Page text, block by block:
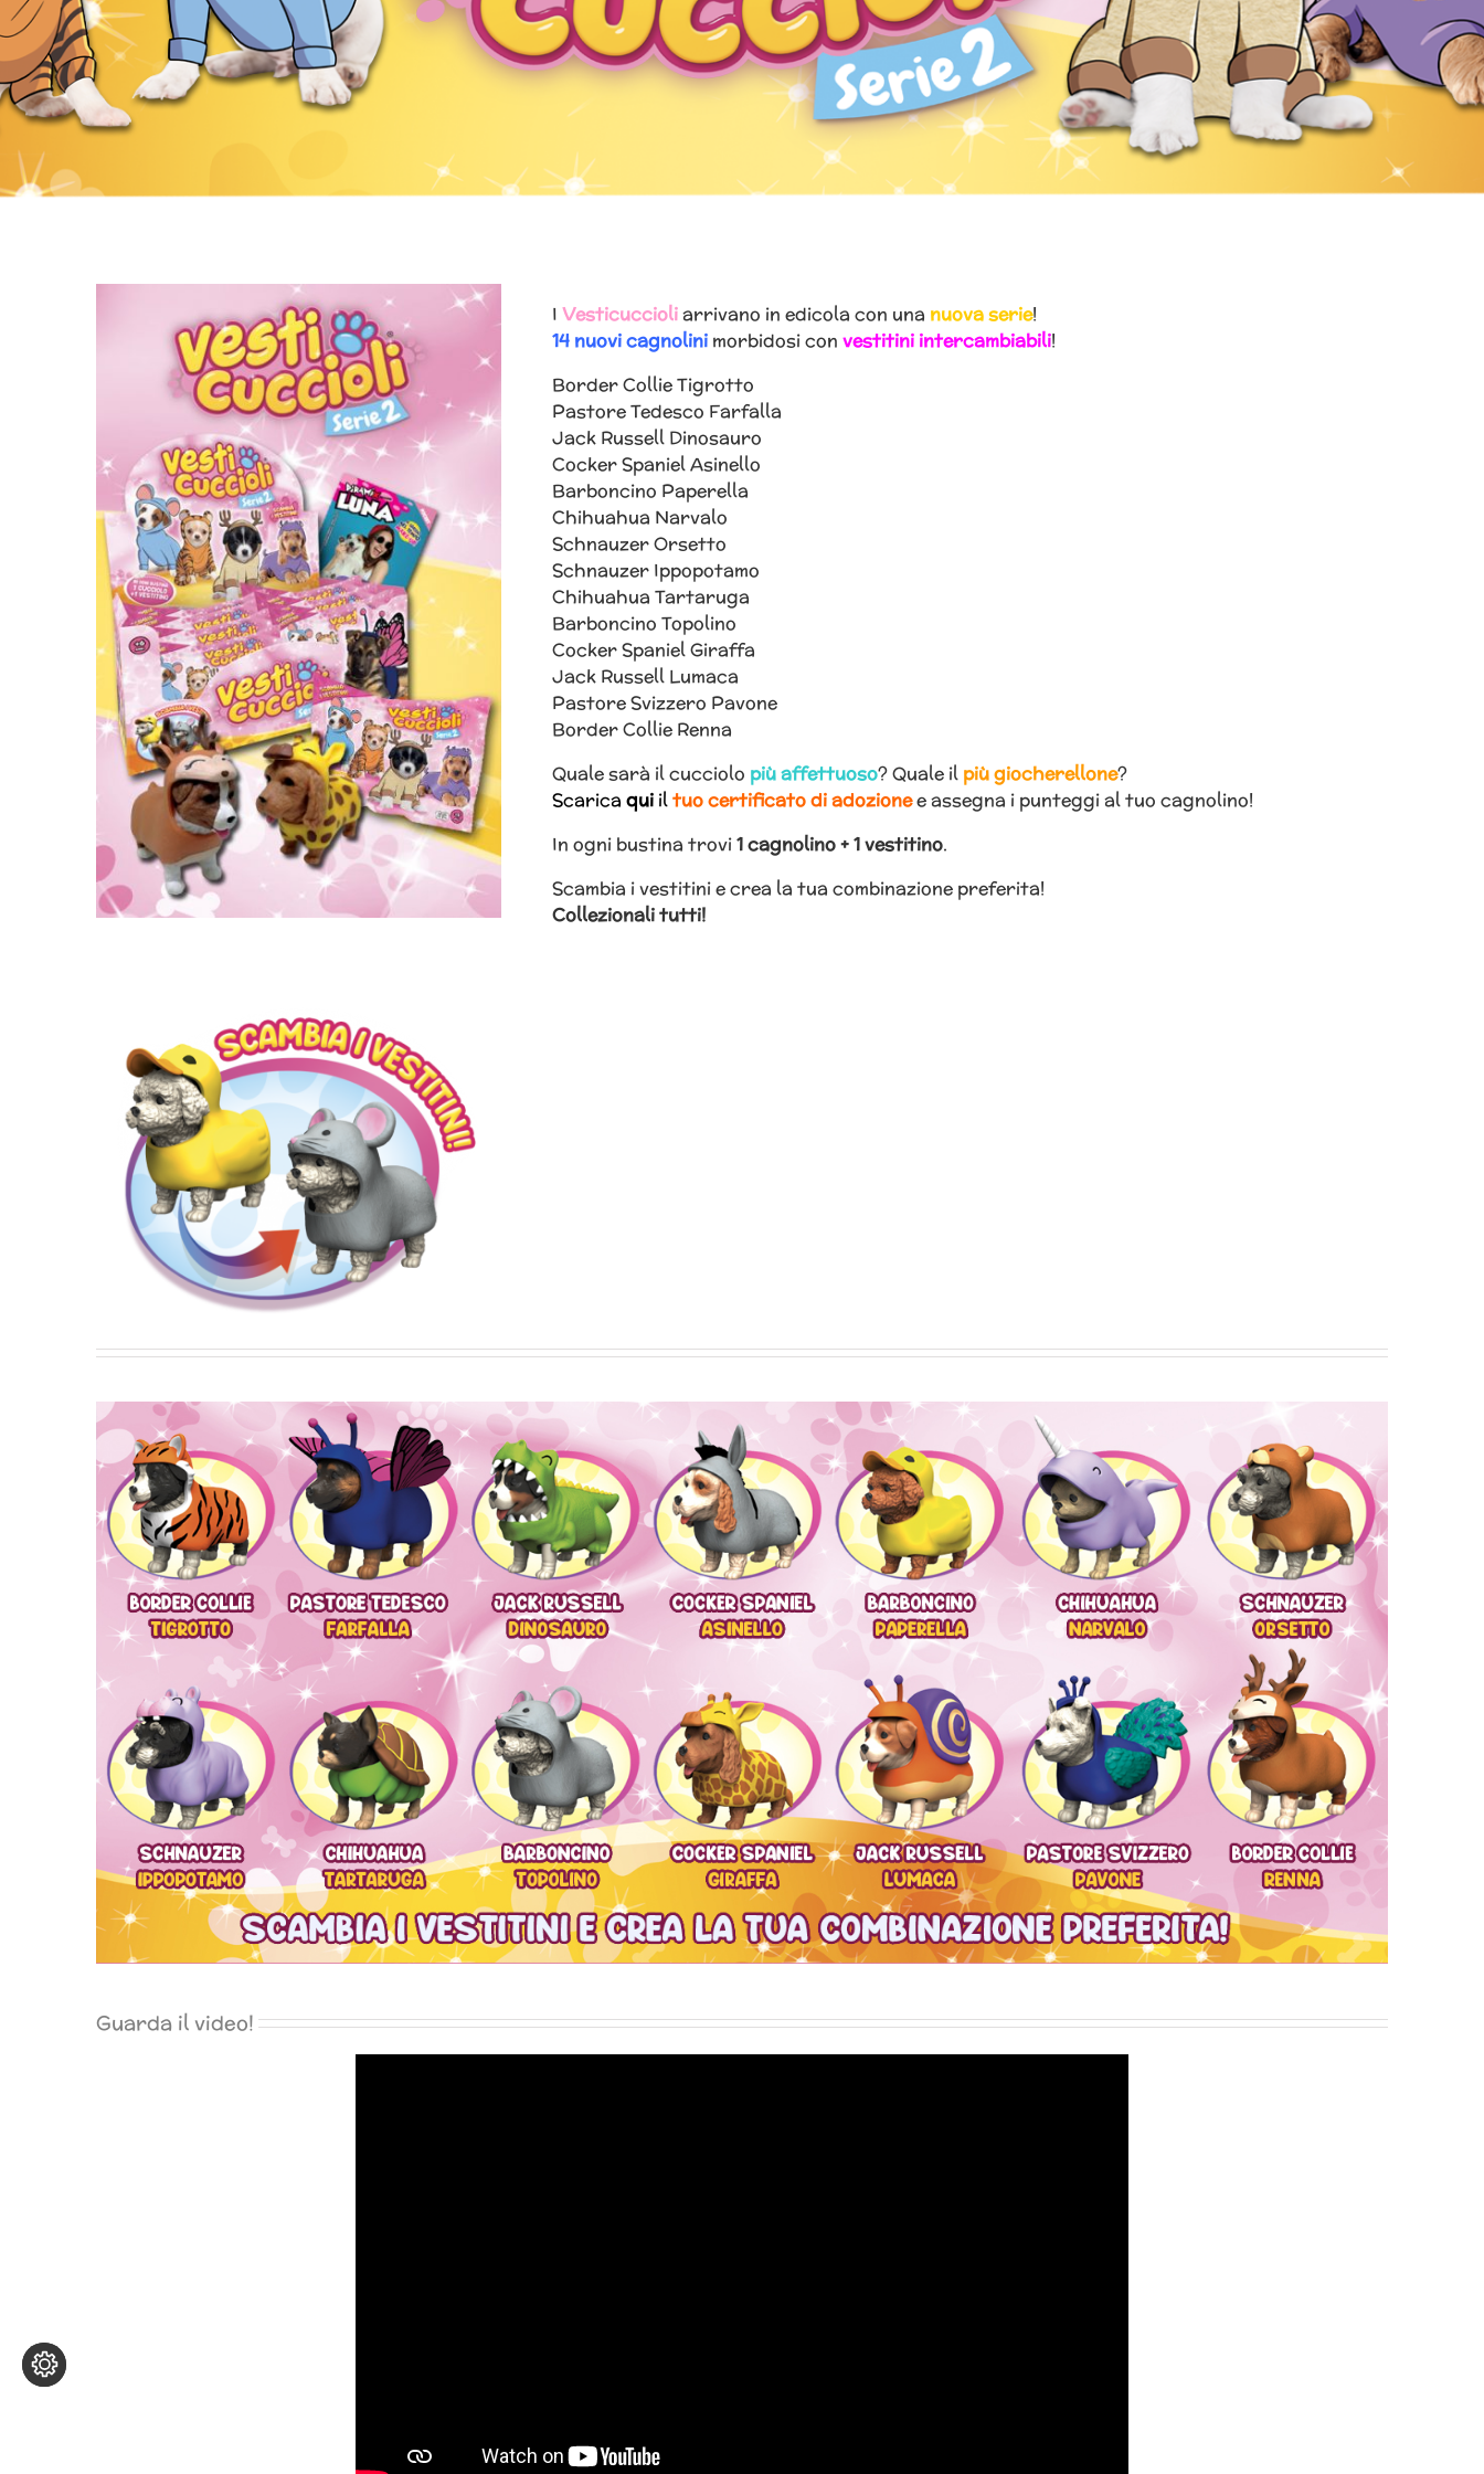
IVesticuccioliarrivano in edicola con una nuova serie!
14 nuovi cagnolini morbidosi convestitini intercambiabili!
Border Collie Tigrotto
Pastore Tedesco Farfalla
Jack Russell Dinosauro
Cocker Spaniel Asinello
Barboncino Paperella
Chihuahua Narvalo
Schnauzer Orsetto
Schnauzer Ippopotamo
Chihuahua Tartaruga
Barboncino Topolino
Cocker Spaniel Giraffa
Jack Russell Lumaca
Pastore Svizzero Pavone
Border Collie Renna
Quale sarà il cucciolo più affettuoso? Quale il più giocherellone?
Scaricaqui iltuo certificato di adozionee assegna i punteggi al tuo cagnolino!
In ogni bustina trovi1 cagnolino + 1 vestitino.
Scambia i vestitini e crea la tua combinazione preferita!
Collezionali tutti!
Guarda il video!